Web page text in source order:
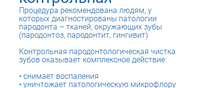
Процедура рекомендована людям, у
которых диагностированы патологии
пародонта – тканей, окружающих зубы
(пародонтоз, пародонтит, гингивит)
Контрольная пародонтологическая чистка
зубов оказывает комплексное действие:
снимает воспаления
уничтожает патологическую микрофлору